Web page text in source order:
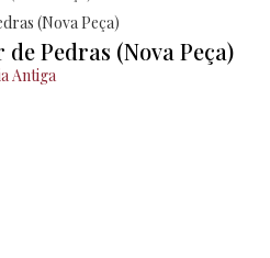
Pedras (Nova Peça)
Antiga